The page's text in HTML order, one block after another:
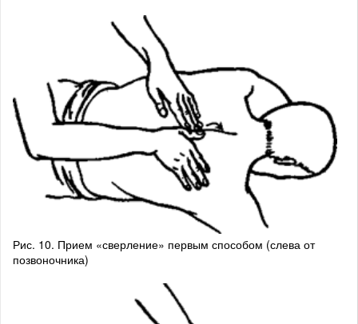
Рис. 10. Прием «сверление» первым способом (слева от
позвоночника)